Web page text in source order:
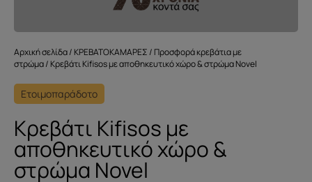
Αρχική σελίδα/ ΚΡΕΒΑΤΟΚΑΜΑΡΕΣ / Προσφορά κρεβάτια με
στρώμα/ Kρεβάτι Kifisos με αποθηκευτικό χώρο & στρώμα Novel
Ετοιμοπαράδοτο
Kρεβάτι Kifisos με
αποθηκευτικό χώρο &
στρώμα Novel